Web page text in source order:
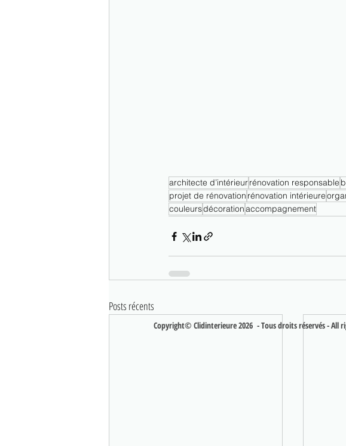
architecte d’intérieurrénovation responsable
projet de rénovation rénovation intérieure
couleursdécorationaccompagnement
Posts récents
Copyright© Clidinterieure 2026 - Tous droits réservés - All